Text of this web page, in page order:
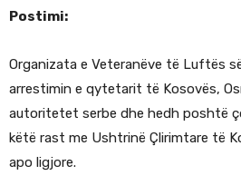
Postimi:
Organizata e Veteranëve të Luftës
arrestimin e qytetarit të Kosovës,
autoritetet serbe dhe hedh poshtë
këtë rast me Ushtrinë Çlirimtare të
apo ligjore.